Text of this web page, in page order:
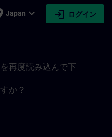
Japan expand_more login ログイン
再度読み込んで下
か？